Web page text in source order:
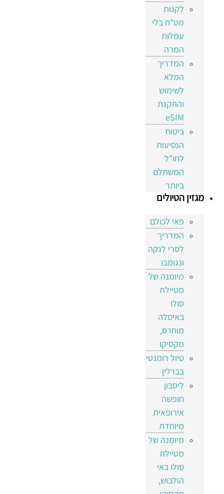
לקנות
מט"ח בלי
עמלות
המרה
המדריך
המלא
לשימוש
והתקנת
eSIM
ביטוח
הנסיעות
לחו"ל
המשתלם
ביותר
מגזין הטיולים
פאי לכולם
המדריך
לסרי לנקה
ונגומבו
מיומנה של
מטיילת
סולו
באיסלה
מוחרס,
מקסיקו
טיול רומנטי
בברלין
ליסבון
חופשה
אירופאית
מיוחדת
מיומנה של
מטיילת
סולו באי
הולבוש,